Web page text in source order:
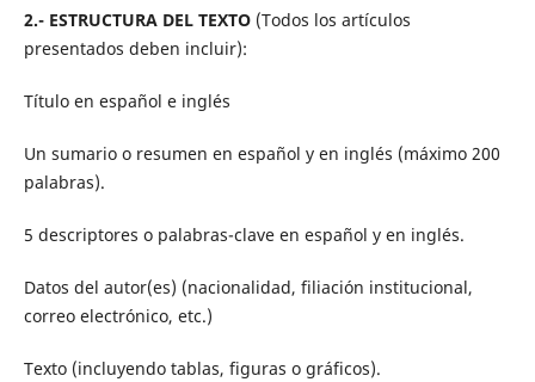
2.- ESTRUCTURA DEL TEXTO (Todos los artículos
presentados deben incluir):
Título en español e inglés
Un sumario o resumen en español y en inglés (máximo 200
palabras).
5 descriptores o palabras-clave en español y en inglés.
Datos del autor(es) (nacionalidad, filiación institucional,
correo electrónico, etc.)
Texto (incluyendo tablas, figuras o gráficos).